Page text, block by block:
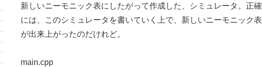
新しいニーモニック表にしたがって作成した、シミュレータ。正確
には、このシミュレータを書いていく上で、新しいニーモニック表
が出来上がったのだけれど。
main.cpp